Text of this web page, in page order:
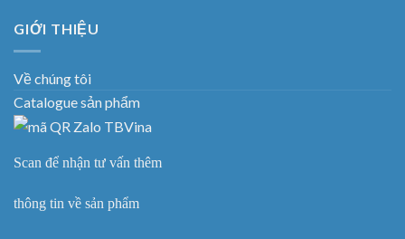
GIỚI THIỆU
Về chúng tôi
Catalogue sản phẩm
Scan để nhận tư vấn thêm
thông tin về sản phẩm